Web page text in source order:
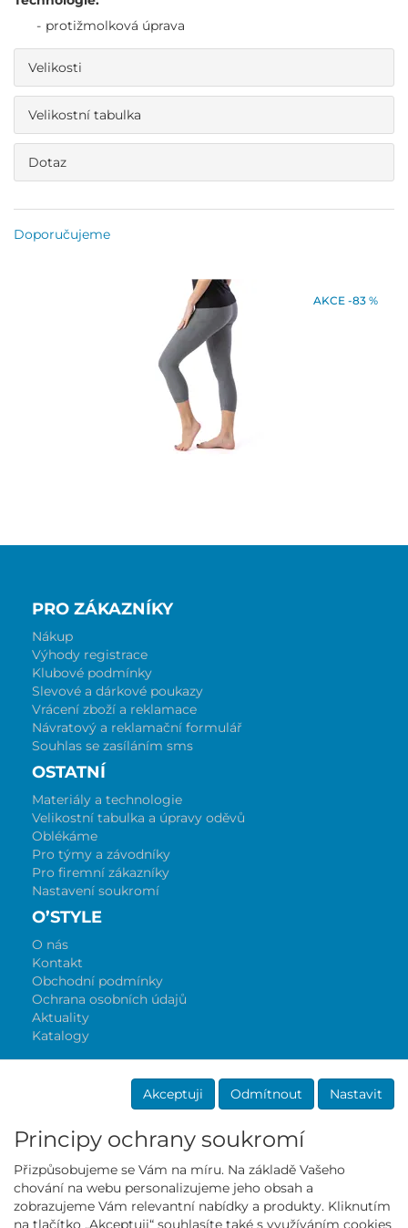
protižmolková úprava
Velikosti
Velikostní tabulka
Dotaz
Doporučujeme
AKCE -83 %
PRO ZÁKAZNÍKY
Nákup
Výhody registrace
Klubové podmínky
Slevové a dárkové poukazy
Vrácení zboží a reklamace
Návratový a reklamační formulář
Souhlas se zasíláním sms
OSTATNÍ
Materiály a technologie
Velikostní tabulka a úpravy oděvů
Oblékáme
Pro týmy a závodníky
Pro firemní zákazníky
Nastavení soukromí
O’STYLE
O nás
Kontakt
Obchodní podmínky
Ochrana osobních údajů
Aktuality
Katalogy
Mall partner
Akceptuji Odmítnout Nastavit
Principy ochrany soukromí
Přizpůsobujeme se Vám na míru. Na základě Vašeho
chování na webu personalizujeme jeho obsah a
zobrazujeme Vám relevantní nabídky a produkty. Kliknutím
na tlačítko „Akceptuji“ souhlasíte také s využíváním cookies